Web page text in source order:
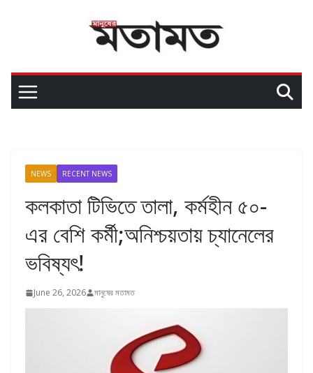
NEWS RECENT NEWS
কলকাতা টিভিতে তালা, কর্মহীন ৫০-
এর বেশি কর্মী;অনিশ্চয়তায় চ্যানেলের
ভবিষ্যৎ!
June 26, 2026 মানুষের মতামত